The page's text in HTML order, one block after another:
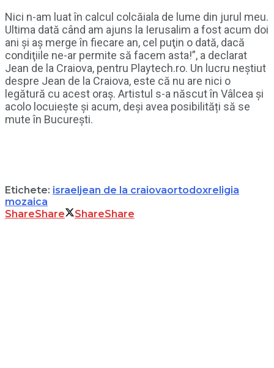
Nici n-am luat în calcul colcăiala de lume din jurul meu.
Ultima dată când am ajuns la Ierusalim a fost acum doi
ani şi aş merge în fiecare an, cel puţin o dată, dacă
condiţiile ne-ar permite să facem asta!”, a declarat
Jean de la Craiova, pentru Playtech.ro. Un lucru neștiut
despre Jean de la Craiova, este că nu are nici o
legătură cu acest oraș. Artistul s-a născut în Vâlcea și
acolo locuiește și acum, deși avea posibilități să se
mute în București.
Etichete: israeljean de la craiovaortodoxreligia
mozaica
ShareShare ShareShare